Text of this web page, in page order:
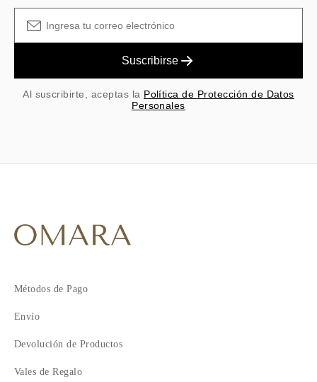
Suscribirse
Al suscribirte, aceptas la Política de Protección de Datos
Personales
Métodos de Pago
Envío
Devolución de Productos
Vales de Regalo